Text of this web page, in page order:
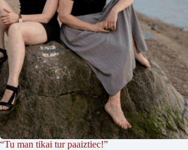
“Tu man tikai tur paaiztiec!”